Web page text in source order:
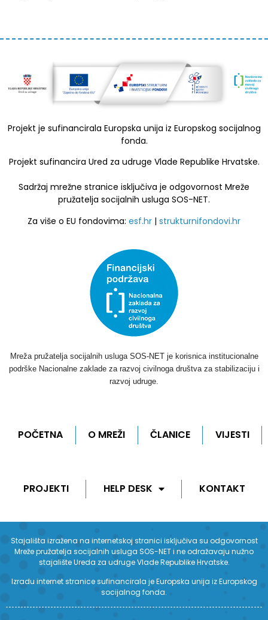
Projekt je sufinancirala Europska unija iz Europskog socijalnog
fonda.
Projekt sufinancira Ured za udruge Vlade Republike Hrvatske.
Sadržaj mrežne stranice isključiva je odgovornost Mreže
pružatelja socijalnih usluga SOS-NET.
Za više o EU fondovima: esf.hr | strukturnifondovi.hr
Mreža pružatelja socijalnih usluga SOS-NET je korisnica institucionalne
podrške Nacionalne zaklade za razvoj civilnoga društva za stabilizaciju i
razvoj udruge.
POČETNA O MREŽI ČLANICE VIJESTI
PROJEKTI HELP DESK KONTAKT
Stajališta izražena na internetskoj stranici isključiva su odgovornost
Mreže pružatelja socijalnih usluga SOS-NET i ne odražavaju nužno
stajalište Ureda za udruge Vlade Republike Hrvatske.
Izradu internet stranice sufinancirala je Europska unija iz Europskog
socijalnog fonda.